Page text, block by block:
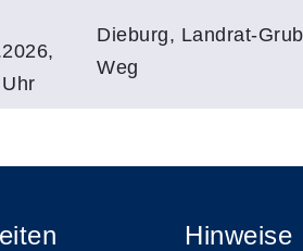
Dieburg, Landrat-
Weg
Hinweise